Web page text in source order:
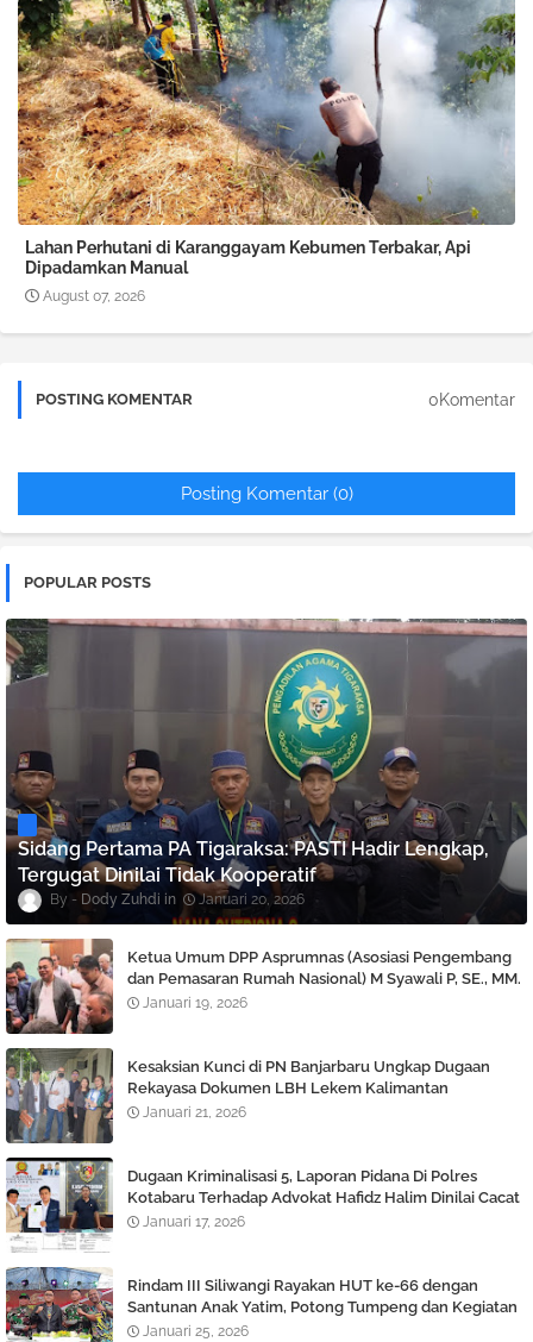
Lahan Perhutani di Karanggayam Kebumen Terbakar, Api
Dipadamkan Manual
August 07, 2026
POSTING KOMENTAR 0Komentar
Posting Komentar (0)
POPULAR POSTS
Sidang Pertama PA Tigaraksa: PASTI Hadir Lengkap,
Tergugat Dinilai Tidak Kooperatif
Dody Zuhdi Januari 20, 2026
Ketua Umum DPP Asprumnas (Asosiasi Pengembang
dan Pemasaran Rumah Nasional) M Syawali P, SE., MM.
Angkat bicara Terkait Berlaku nya KUHP dan KUHAP
Januari 19, 2026
Kesaksian Kunci di PN Banjarbaru Ungkap Dugaan
Rekayasa Dokumen LBH Lekem Kalimantan
Januari 21, 2026
Dugaan Kriminalisasi 5, Laporan Pidana Di Polres
Kotabaru Terhadap Advokat Hafidz Halim Dinilai Cacat
Hukum
Januari 17, 2026
Rindam III Siliwangi Rayakan HUT ke-66 dengan
Santunan Anak Yatim, Potong Tumpeng dan Kegiatan
Tril Adventure
Januari 25, 2026